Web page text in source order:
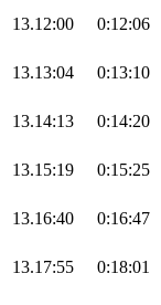
13.12:00 0:12:06
13.13:04 0:13:10
13.14:13 0:14:20
13.15:19 0:15:25
13.16:40 0:16:47
13.17:55 0:18:01